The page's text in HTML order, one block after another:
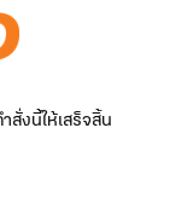
งนี้ให้เสร็จสิ้น